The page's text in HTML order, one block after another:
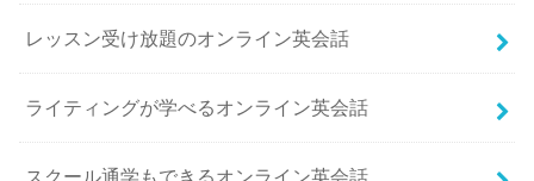
レッスン受け放題のオンライン英会話
ライティングが学べるオンライン英会話
スクール通学もできるオンライン英会話